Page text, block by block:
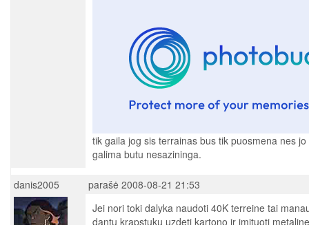
tik gaila jog sis terrainas bus tik puosmena nes
galima butu nesazininga.
danis2005 parašė 2008-08-21 21:53
Jei nori toki dalyka naudoti 40K terreine tai
dantu krapstuku uzdeti kartono ir imituoti